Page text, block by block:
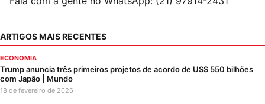
ARTIGOS MAIS RECENTES
ECONOMIA
Trump anuncia três primeiros projetos de acordo de US$ 550 bilhões
com Japão | Mundo
18 de fevereiro de 2026